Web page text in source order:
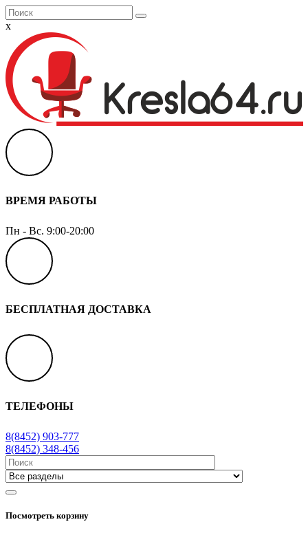
x
ВРЕМЯ РАБОТЫ
Пн - Вс. 9:00-20:00
БЕСПЛАТНАЯ ДОСТАВКА
ТЕЛЕФОНЫ
8(8452) 903-777
8(8452) 348-456
Посмотреть корзину